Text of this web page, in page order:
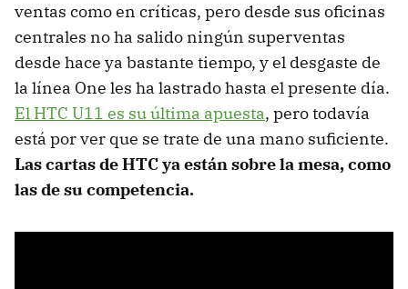
ventas como en críticas, pero desde sus oficinas
centrales no ha salido ningún superventas
desde hace ya bastante tiempo, y el desgaste de
la línea One les ha lastrado hasta el presente día.
El HTC U11 es su última apuesta, pero todavía
está por ver que se trate de una mano suficiente.
Las cartas de HTC ya están sobre la mesa, como
las de su competencia.